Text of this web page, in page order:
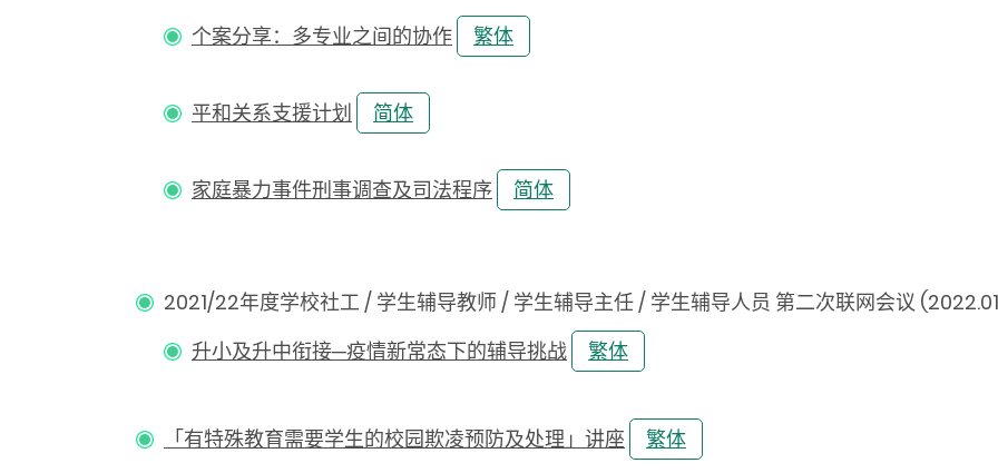
个案分享：多专业之间的协作 繁体
平和关系支援计划 简体
家庭暴力事件刑事调查及司法程序 简体
2021/22年度学校社工 / 学生辅导教师 / 学生辅导主任 / 学生辅导人员 第二次联网会议
升小及升中衔接─疫情新常态下的辅导挑战
繁体
「有特殊教育需要学生的校园欺凌预防及处理」讲座 繁体